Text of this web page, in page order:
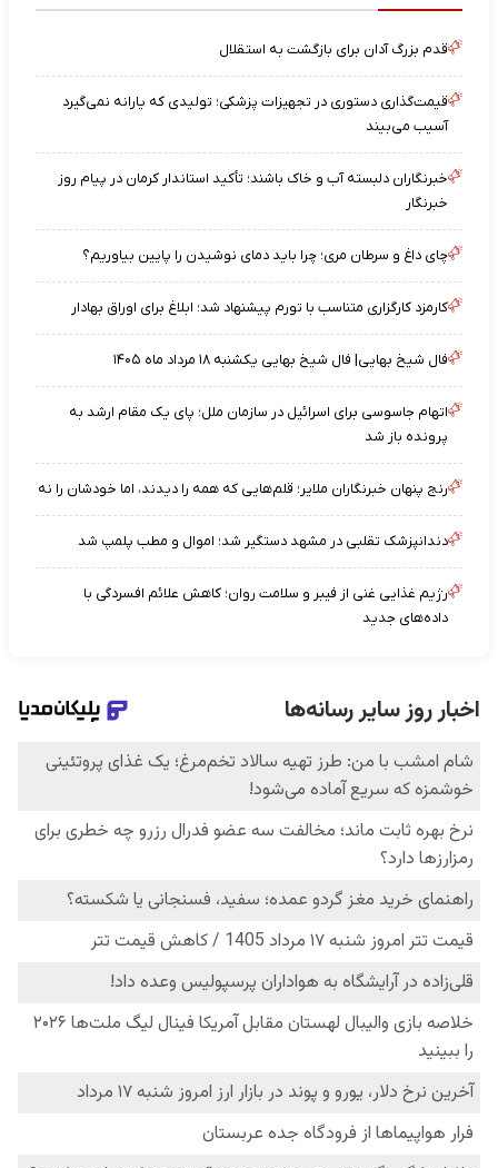
قدم بزرگ آدان برای بازگشت به استقلال
قیمت‌گذاری دستوری در تجهیزات پزشکی؛ تولیدی که یارانه نمی‌گیرد
آسیب می‌بیند
خبرنگاران دلبسته آب و خاک باشند؛ تأکید استاندار کرمان در پیام روز
خبرنگار
چای داغ و سرطان مری؛ چرا باید دمای نوشیدن را پایین بیاوریم؟
کارمزد کارگزاری متناسب با تورم پیشنهاد شد؛ ابلاغ برای اوراق بهادار
فال شیخ بهایی| فال شیخ بهایی یکشنبه ۱۸ مرداد ماه ۱۴۰۵
اتهام جاسوسی برای اسرائیل در سازمان ملل؛ پای یک مقام ارشد به
پرونده باز شد
رنج پنهان خبرنگاران ملایر؛ قلم‌هایی که همه را دیدند، اما خودشان را نه
دندانپزشک تقلبی در مشهد دستگیر شد؛ اموال و مطب پلمپ شد
رژیم غذایی غنی از فیبر و سلامت روان؛ کاهش علائم افسردگی با
داده‌های جدید